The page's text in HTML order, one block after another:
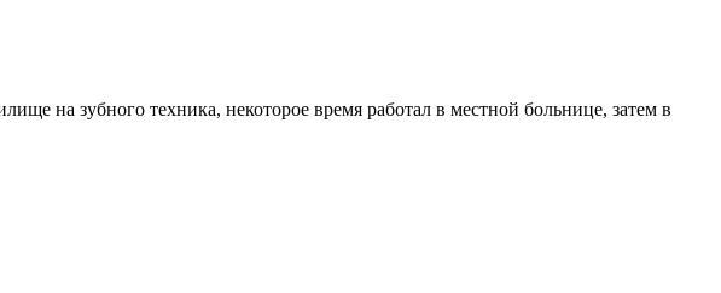
на зубного техника, некоторое время работал в местной больнице, затем в